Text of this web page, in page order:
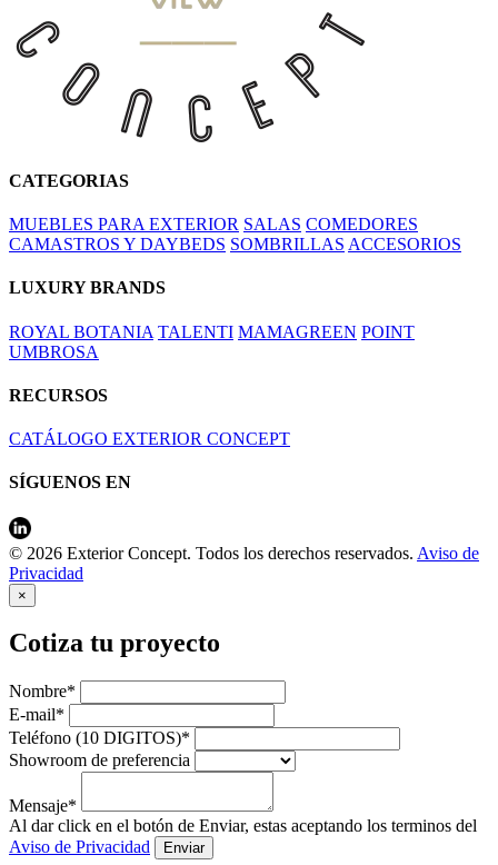
CATEGORIAS
MUEBLES PARA EXTERIOR SALAS COMEDORES
CAMASTROS Y DAYBEDS SOMBRILLAS ACCESORIOS
LUXURY BRANDS
ROYAL BOTANIA TALENTI MAMAGREEN POINT
UMBROSA
RECURSOS
CATÁLOGO EXTERIOR CONCEPT
SÍGUENOS EN
© 2026 Exterior Concept. Todos los derechos reservados. Aviso de
Privacidad
×
Cotiza tu proyecto
Nombre*
E-mail*
Teléfono (10 DIGITOS)*
Showroom de preferencia
Mensaje*
Al dar click en el botón de Enviar, estas aceptando los terminos del
Aviso de Privacidad